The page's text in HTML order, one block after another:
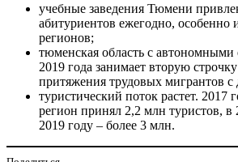
учебные заведения Тюмени
абитуриентов ежегодно, особенно
регионов;
тюменская область с
2019 года занимает вторую
притяжения трудовых мигрантов с
туристический поток растет. 2017
регион принял 2,2 млн туристов, в
2019 году – более 3 млн.